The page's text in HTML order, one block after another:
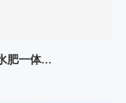
肥一体...